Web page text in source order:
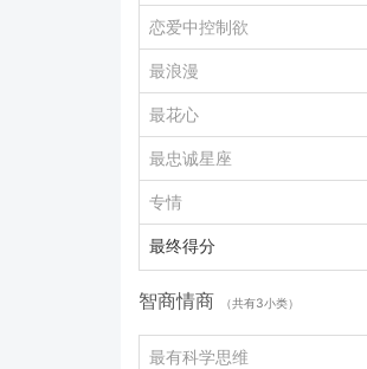
恋爱中控制欲
最浪漫
最花心
最忠诚星座
专情
最终得分
智商情商 （共有3小类）
最有科学思维